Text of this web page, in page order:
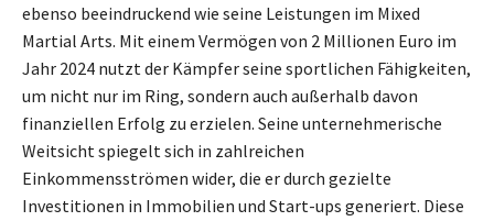
ebenso beeindruckend wie seine Leistungen im Mixed
Martial Arts. Mit einem Vermögen von 2 Millionen Euro im
Jahr 2024 nutzt der Kämpfer seine sportlichen Fähigkeiten,
um nicht nur im Ring, sondern auch außerhalb davon
finanziellen Erfolg zu erzielen. Seine unternehmerische
Weitsicht spiegelt sich in zahlreichen
Einkommensströmen wider, die er durch gezielte
Investitionen in Immobilien und Start-ups generiert. Diese